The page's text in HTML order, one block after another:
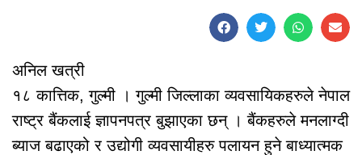
अनिल खत्री
१८ कात्तिक, गुल्मी । गुल्मी जिल्लाका व्यवसायिकहरुले नेपाल
राष्ट्र बैंकलाई ज्ञापनपत्र बुझाएका छन् । बैंकहरुले मनलाग्दी
ब्याज बढाएको र उद्योगी व्यवसायीहरु पलायन हुने बाध्यात्मक